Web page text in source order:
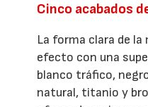
Cinco acabados
La forma clara de la
efecto con una
blanco tráfico,
natural, titanio y